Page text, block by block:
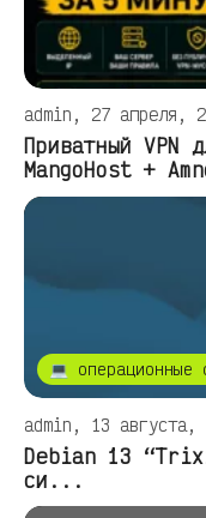
admin, 27 апреля,
Приватный VPN
MangoHost +
💻 операционные
admin, 13 августа,
Debian 13
си...